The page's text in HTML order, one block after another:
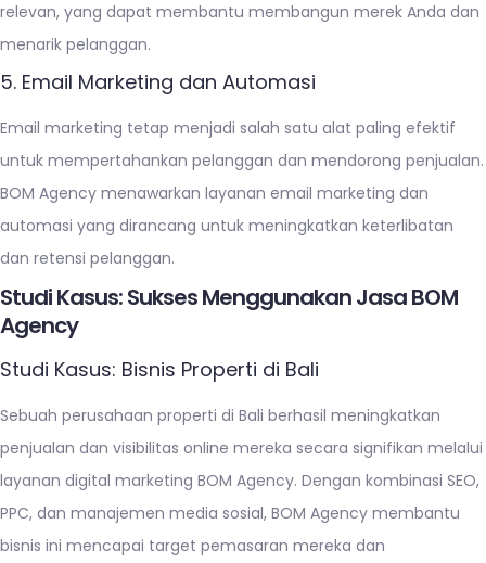
relevan, yang dapat membantu membangun merek Anda dan
menarik pelanggan.
5. Email Marketing dan Automasi
Email marketing tetap menjadi salah satu alat paling efektif
untuk mempertahankan pelanggan dan mendorong penjualan.
BOM Agency menawarkan layanan email marketing dan
automasi yang dirancang untuk meningkatkan keterlibatan
dan retensi pelanggan.
Studi Kasus: Sukses Menggunakan Jasa BOM
Agency
Studi Kasus: Bisnis Properti di Bali
Sebuah perusahaan properti di Bali berhasil meningkatkan
penjualan dan visibilitas online mereka secara signifikan melalui
layanan digital marketing BOM Agency. Dengan kombinasi SEO,
PPC, dan manajemen media sosial, BOM Agency membantu
bisnis ini mencapai target pemasaran mereka dan